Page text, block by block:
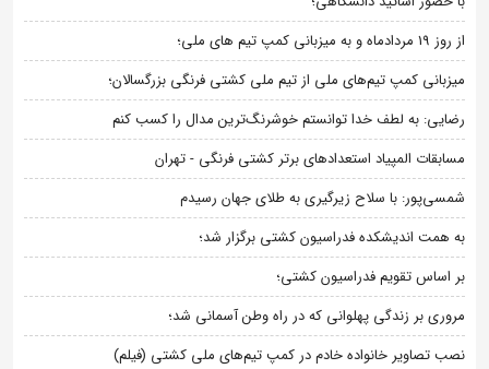
از روز 19 مردادماه و به میزبانی کمپ تیم های ملی؛
میزبانی کمپ تیم‌های ملی از تیم ملی کشتی فرنگی بزرگسالان؛
رضایی: به لطف خدا توانستم خوشرنگ‌ترین مدال را کسب کنم
مسابقات المپیاد استعدادهای برتر کشتی فرنگی - تهران
شمسی‌پور: با سلاح زیرگیری به طلای جهان رسیدم
به همت اندیشکده فدراسیون کشتی برگزار شد؛
بر اساس تقویم فدراسیون کشتی؛
مروری بر زندگی پهلوانی که در راه وطن آسمانی شد؛
نصب تصاویر خانواده خادم در کمپ تیم‌های ملی کشتی (فیلم)